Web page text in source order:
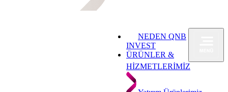
NEDEN QNB
INVEST
ÜRÜNLER &
HİZMETLERİMİZ